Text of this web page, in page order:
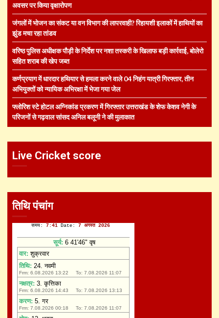
अवसर पर किया वृक्षारोपण
जंगलों में भोजन का संकट या वन विभाग की लापरवाही? रिहायशी इलाकों में हाथियों का
झुंड मचा रहा तांडव
वरिष्ठ पुलिस अधीक्षक पौड़ी के निर्देश पर नशा तस्करी के खिलाफ बड़ी कार्रवाई, बोलेरो
सहित शराब की खेप जब्त
कर्णप्रयाग में धारदार हथियार से हमला करने वाले 04 निहंग यात्री गिरफ्तार, तीन
अभियुक्तों को न्यायिक अभिरक्षा में भेजा गया जेल
फ्लोरिश स्टे होटल अग्निकांड प्रकरण में गिरफ्तार उत्तराखंड के शेफ केशव नेगी के
परिजनों से गढ़वाल सांसद अनिल बलूनी ने की मुलाकात
Live Cricket score
तिथि पंचांग